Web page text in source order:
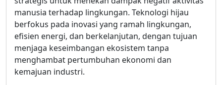
manusia terhadap lingkungan. Teknologi hijau
berfokus pada inovasi yang ramah lingkungan,
efisien energi, dan berkelanjutan, dengan tujuan
menjaga keseimbangan ekosistem tanpa
menghambat pertumbuhan ekonomi dan
kemajuan industri.